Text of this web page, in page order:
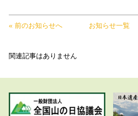
« 前のお知らせへ お知らせ一覧
関連記事はありません